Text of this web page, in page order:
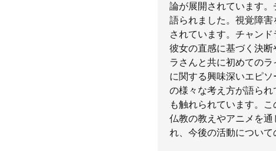
論が展開されています
語られました。視覚障
されています。チャン
彼女の直感に基づく決
ラさんと共に初めての
に関する興味深いエピ
の様々な考え方が語ら
も触れられています。
仏教の教えやアニメを
れ、今後の活動について